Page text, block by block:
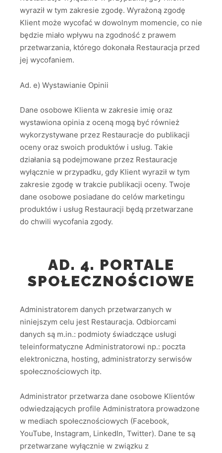
wyraził w tym zakresie zgodę. Wyrażoną zgodę
Klient może wycofać w dowolnym momencie, co nie
będzie miało wpływu na zgodność z prawem
przetwarzania, którego dokonała Restauracja przed
jej wycofaniem.
Ad. e) Wystawianie Opinii
Dane osobowe Klienta w zakresie imię oraz
wystawiona opinia z oceną mogą być również
wykorzystywane przez Restauracje do publikacji
oceny oraz swoich produktów i usług. Takie
działania są podejmowane przez Restauracje
wyłącznie w przypadku, gdy Klient wyraził w tym
zakresie zgodę w trakcie publikacji oceny. Twoje
dane osobowe posiadane do celów marketingu
produktów i usług Restauracji będą przetwarzane
do chwili wycofania zgody.
AD. 4. PORTALE
SPOŁECZNOŚCIOWE
Administratorem danych przetwarzanych w
niniejszym celu jest Restauracja. Odbiorcami
danych są m.in.: podmioty świadczące usługi
teleinformatyczne Administratorowi np.: poczta
elektroniczna, hosting, administratorzy serwisów
społecznościowych itp.
Administrator przetwarza dane osobowe Klientów
odwiedzających profile Administratora prowadzone
w mediach społecznościowych (Facebook,
YouTube, Instagram, LinkedIn, Twitter). Dane te są
przetwarzane wyłącznie w związku z